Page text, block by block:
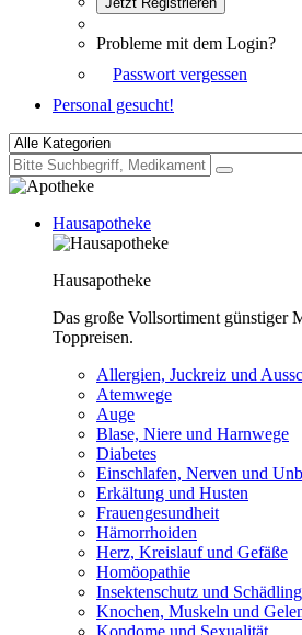
Probleme mit dem Login?
Passwort vergessen
Personal gesucht!
Hausapotheke
Hausapotheke
Das große Vollsortiment günstiger
Toppreisen.
Allergien, Juckreiz und
Atemwege
Auge
Blase, Niere und Harnwege
Diabetes
Einschlafen, Nerven und
Erkältung und Husten
Frauengesundheit
Hämorrhoiden
Herz, Kreislauf und Gefäße
Homöopathie
Insektenschutz und
Knochen, Muskeln und
Kondome und Sexualität